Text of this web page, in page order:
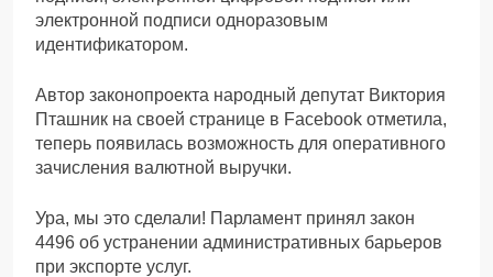
электронной подписи одноразовым
идентификатором.
Автор законопроекта народный депутат Виктория
Пташник на своей странице в Facebook отметила,
теперь появилась возможность для оперативного
зачисления валютной выручки.
Ура, мы это сделали! Парламент принял закон
4496 об устранении административных барьеров
при экспорте услуг.